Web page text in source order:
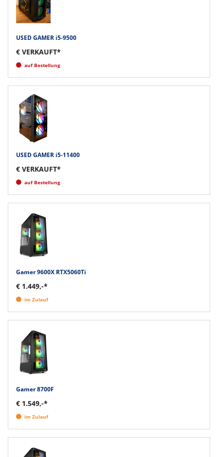
USED GAMER i5-9500
€ VERKAUFT*
auf Bestellung
USED GAMER i5-11400
€ VERKAUFT*
auf Bestellung
Gamer 9600X RTX5060Ti
€ 1.449,-*
im Zulauf
Gamer 8700F
€ 1.549,-*
im Zulauf